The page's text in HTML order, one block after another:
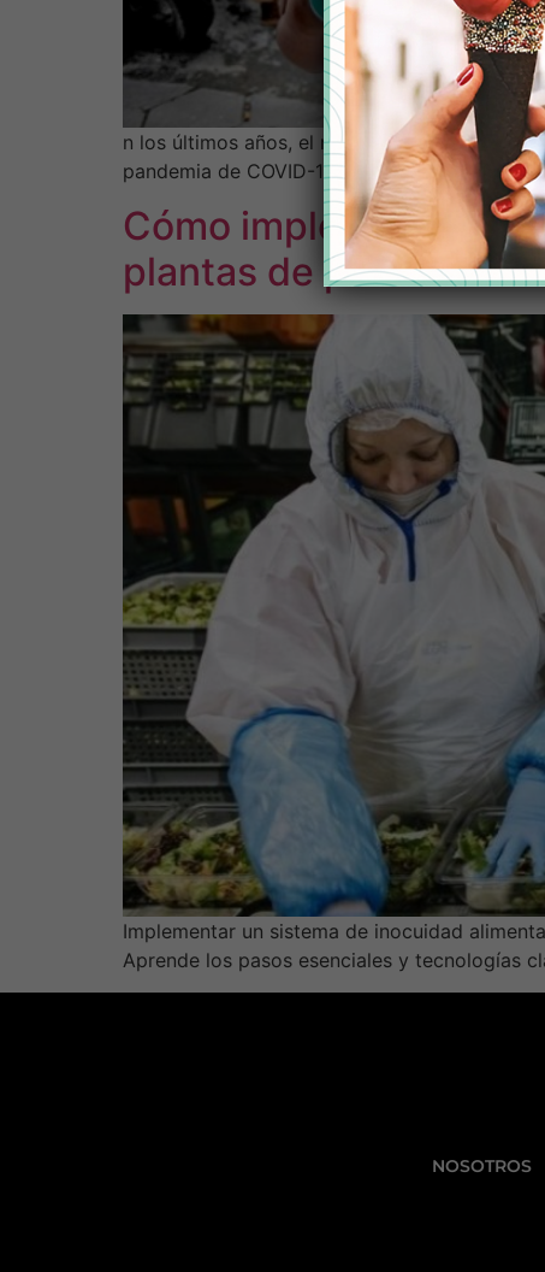
n los últimos años, el mundo se ha
pandemia de COVID-19 y la guerra entre
Cómo implementar
plantas de producción
Implementar un sistema de inocuidad
Aprende los pasos esenciales y tecnologías
NOSOTROS